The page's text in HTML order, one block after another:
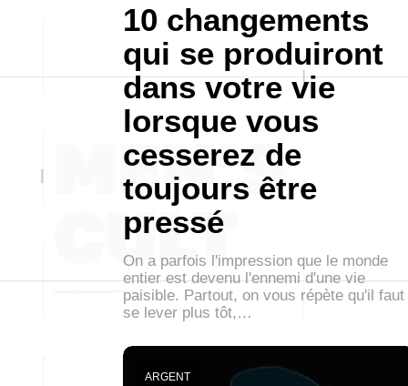
10 changements
qui se produiront
dans votre vie
lorsque vous
cesserez de
toujours être
pressé
On a parfois l'impression que le monde
entier est devenu l'ennemi d'une vie
paisible. Partout, on vous répète qu'il faut
se lever plus tôt,…
ARGENT